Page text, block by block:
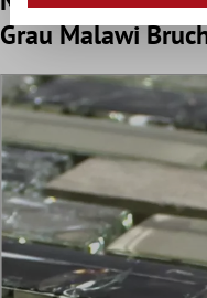
Grau Malawi